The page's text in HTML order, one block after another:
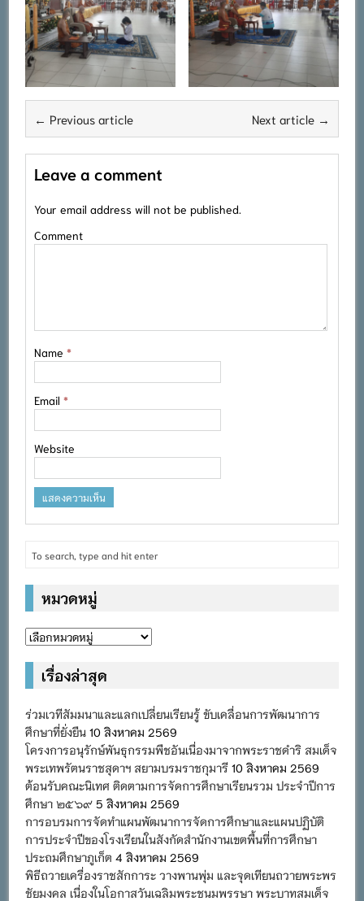
← Previous article Next article →
Leave a comment
Your email address will not be published.
Comment
Name*
Email*
Website
หมวดหมู่
หมวด
เรื่องล่าสุด
ร่วมเวทีสัมมนาและแลกเปลี่ยนเรียนรู้ ขับเคลื่อนการพัฒนาการ
ศึกษาที่ยั่งยืน 10 สิงหาคม 2569
โครงการอนุรักษ์พันธุกรรมพืชอันเนื่องมาจากพระราชดำริ สมเด็จ
พระเทพรัตนราชสุดาฯ สยามบรมราชกุมารี 10 สิงหาคม 2569
ต้อนรับคณะนิเทศ ติดตามการจัดการศึกษาเรียนรวม ประจำปีการ
ศึกษา ๒๕๖๙ 5 สิงหาคม 2569
การอบรมการจัดทำแผนพัฒนาการจัดการศึกษาและแผนปฏิบัติ
การประจำปีของโรงเรียนในสังกัดสำนักงานเขตพื้นที่การศึกษา
ประถมศึกษาภูเก็ต 4 สิงหาคม 2569
พิธีถวายเครื่องราชสักการะ วางพานพุ่ม และจุดเทียนถวายพระพร
ชัยมงคล เนื่องในโอกาสวันเฉลิมพระชนมพรรษา พระบาทสมเด็จ